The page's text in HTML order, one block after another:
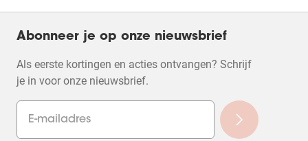
Abonneer je op onze nieuwsbrief
Als eerste kortingen en acties ontvangen? Schrijf
je in voor onze nieuwsbrief.